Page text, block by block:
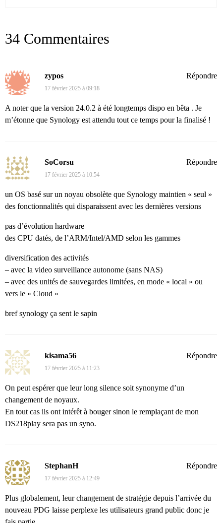
34 Commentaires
zypos
17 février 2025 à 09:18
A noter que la version 24.0.2 à été longtemps dispo en bêta . Je
m’étonne que Synology est attendu tout ce temps pour la finalisé !
Répondre
SoCorsu
17 février 2025 à 10:54
un OS basé sur un noyau obsolète que Synology maintien « seul »
des fonctionnalités qui disparaissent avec les dernières versions
pas d’évolution hardware
des CPU datés, de l’ARM/Intel/AMD selon les gammes
diversification des activités
– avec la video surveillance autonome (sans NAS)
– avec des unités de sauvegardes limitées, en mode « local » ou
vers le « Cloud »
bref synology ça sent le sapin
Répondre
kisama56
17 février 2025 à 11:23
On peut espérer que leur long silence soit synonyme d’un
changement de noyaux.
En tout cas ils ont intérêt à bouger sinon le remplaçant de mon
DS218play sera pas un syno.
Répondre
StephanH
17 février 2025 à 12:49
Plus globalement, leur changement de stratégie depuis l’arrivée du
nouveau PDG laisse perplexe les utilisateurs grand public donc je
Répondre